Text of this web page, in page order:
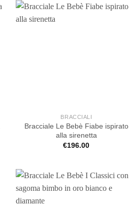
BRACCIALI
Bracciale Le Bebè Fiabe ispirato
alla sirenetta
€196.00